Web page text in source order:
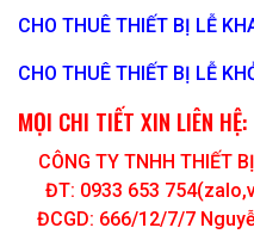
CHO THUÊ THIẾT BỊ LỄ
CHO THUÊ THIẾT BỊ LỄ
MỌI CHI TIẾT XIN LIÊN HỆ:
CÔNG TY TNHH THIẾT
ĐT: 0933 653
ĐCGD: 666/12/7/7